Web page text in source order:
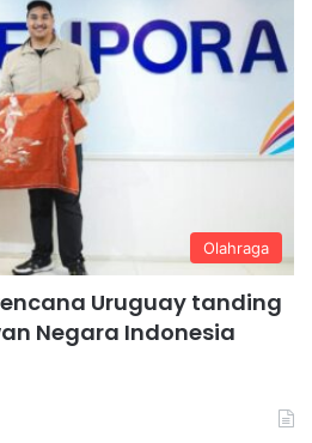
Olahraga
Uruguay tanding
Negara Indonesia